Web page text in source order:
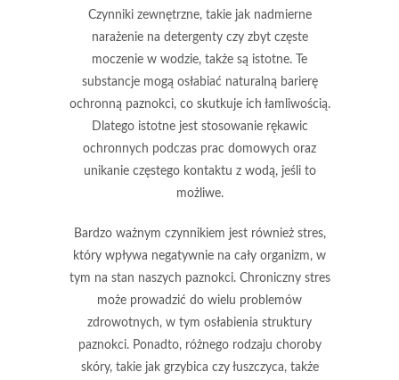
Czynniki zewnętrzne, takie jak nadmierne
narażenie na detergenty czy zbyt częste
moczenie w wodzie, także są istotne. Te
substancje mogą osłabiać naturalną barierę
ochronną paznokci, co skutkuje ich łamliwością.
Dlatego istotne jest stosowanie rękawic
ochronnych podczas prac domowych oraz
unikanie częstego kontaktu z wodą, jeśli to
możliwe.
Bardzo ważnym czynnikiem jest również stres,
który wpływa negatywnie na cały organizm, w
tym na stan naszych paznokci. Chroniczny stres
może prowadzić do wielu problemów
zdrowotnych, w tym osłabienia struktury
paznokci. Ponadto, różnego rodzaju choroby
skóry, takie jak grzybica czy łuszczyca, także